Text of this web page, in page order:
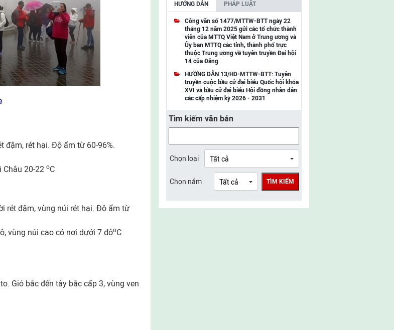
đậm, rét hại. Độ ẩm từ 60-96%.
Châu 20-22 oC
rét đậm, vùng núi rét hại. Độ ẩm từ
vùng núi cao có nơi dưới 7 độoC
Gió bắc đến tây bắc cấp 3, vùng ven
UBMTTQ Việt Nam tỉnh Cao Bằng
UBMTTQ Việt Nam tỉnh Lạng Sơn
UBMTTQ Việt Nam tỉnh Lai Châu
UBMTTQ Việt Nam tỉnh Điện Biên
UBMTTQ Việt Nam tỉnh Sơn La
UBMTTQ Việt Nam tỉnh Thanh Hóa
UBMTTQ Việt Nam tỉnh Nghệ An
UBMTTQ Việt Nam tỉnh Lào Cai
UBMTTQ Việt Nam tỉnh Thái Nguyên
HƯỚNG DẪN PHÁP LUẬT
Công văn số 1477/MTTW-BTT ngày 22
tháng 12 năm 2025 gửi các tổ chức thành
viên của MTTQ Việt Nam ở Trung ương và
Ủy ban MTTQ các tỉnh, thành phố trực
thuộc Trung ương về tuyên truyền Đại hội
14 của Đảng
HƯỚNG DẪN 13/HD-MTTW-BTT: Tuyên
truyền cuộc bầu cử đại biểu Quốc hội khóa
XVI và bầu cử đại biểu Hội đồng nhân dân
các cấp nhiệm kỳ 2026 - 2031
Tìm kiếm văn bản
Chọn loại
Chọn năm TÌM KIẾM